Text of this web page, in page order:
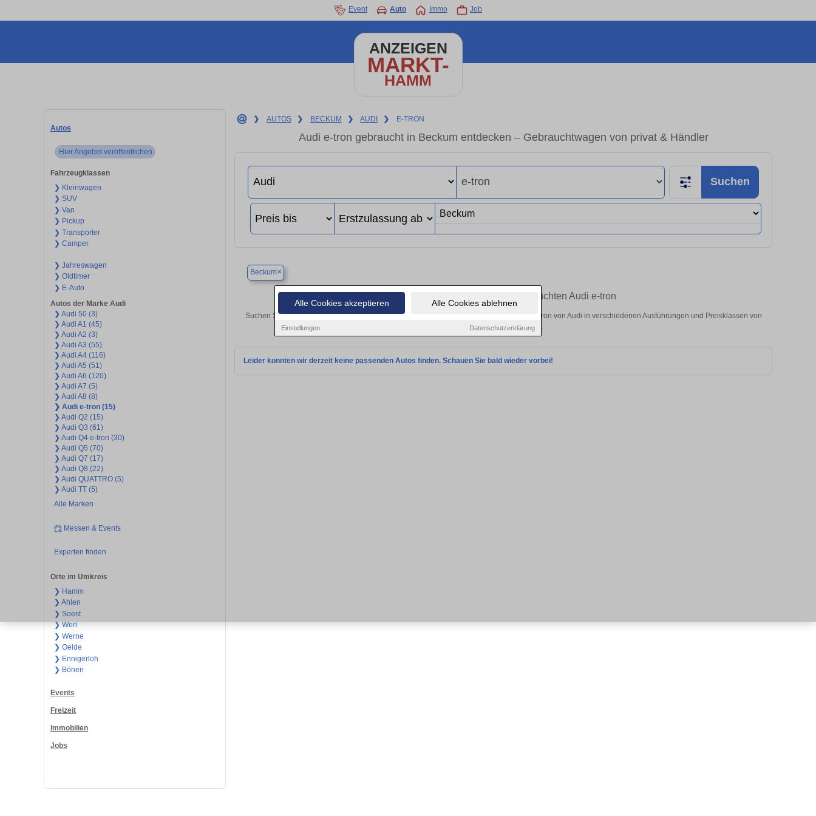
Alle Cookies akzeptieren Alle Cookies ablehnen
Einstellungen Datenschutzerklärung
Event Auto Immo Job
ANZEIGEN
MARKT-
HAMM
Autos
Hier Angebot veröffentlichen
Fahrzeugklassen
❯ Kleinwagen
❯ SUV
❯ Van
❯ Pickup
❯ Transporter
❯ Camper
❯ Jahreswagen
❯ Oldtimer
❯ E-Auto
Autos der Marke Audi
❯ Audi 50 (3)
❯ Audi A1 (45)
❯ Audi A2 (3)
❯ Audi A3 (55)
❯ Audi A4 (116)
❯ Audi A5 (51)
❯ Audi A6 (120)
❯ Audi A7 (5)
❯ Audi A8 (8)
❯ Audi e-tron (15)
❯ Audi Q2 (15)
❯ Audi Q3 (61)
❯ Audi Q4 e-tron (30)
❯ Audi Q5 (70)
❯ Audi Q7 (17)
❯ Audi Q8 (22)
❯ Audi QUATTRO (5)
❯ Audi TT (5)
Alle Marken
Messen & Events
Experten finden
Orte im Umkreis
❯ Hamm
❯ Ahlen
❯ Soest
❯ Werl
❯ Werne
❯ Oelde
❯ Ennigerloh
❯ Bönen
Events
Freizeit
Immobilien
Jobs
❯ AUTOS ❯ BECKUM ❯ AUDI ❯ E-TRON
Audi e-tron gebraucht in Beckum entdecken – Gebrauchtwagen von privat & Händler
Suchen
Beckum×
Finden Sie in Beckum Ihren gebrauchten Audi e-tron
Suchen Sie in Beckum einen Audi e-tron Gebrauchtwagen? Entdecken Sie gebrauchte e-tron von Audi in verschiedenen Ausführungen und Preisklassen von
privat und vom Händler.
Leider konnten wir derzeit keine passenden Autos finden. Schauen Sie bald wieder vorbei!